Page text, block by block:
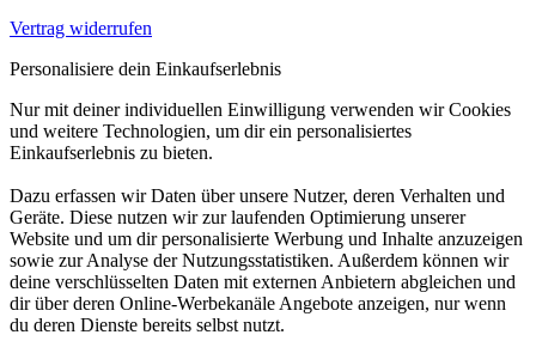
Vertrag widerrufen
Personalisiere dein Einkaufserlebnis
Nur mit deiner individuellen Einwilligung verwenden wir Cookies
und weitere Technologien, um dir ein personalisiertes
Einkaufserlebnis zu bieten.
Dazu erfassen wir Daten über unsere Nutzer, deren Verhalten und
Geräte. Diese nutzen wir zur laufenden Optimierung unserer
Website und um dir personalisierte Werbung und Inhalte anzuzeigen
sowie zur Analyse der Nutzungsstatistiken. Außerdem können wir
deine verschlüsselten Daten mit externen Anbietern abgleichen und
dir über deren Online-Werbekanäle Angebote anzeigen, nur wenn
du deren Dienste bereits selbst nutzt.